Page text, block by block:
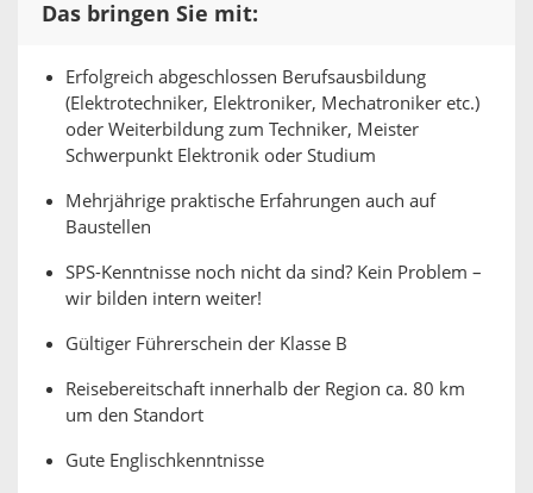
Das bringen Sie mit:
Erfolgreich abgeschlossen Berufsausbildung
(Elektrotechniker, Elektroniker, Mechatroniker etc.)
oder Weiterbildung zum Techniker, Meister
Schwerpunkt Elektronik oder Studium
Mehrjährige praktische Erfahrungen auch auf
Baustellen
SPS-Kenntnisse noch nicht da sind? Kein Problem –
wir bilden intern weiter!
Gültiger Führerschein der Klasse B
Reisebereitschaft innerhalb der Region ca. 80 km
um den Standort
Gute Englischkenntnisse